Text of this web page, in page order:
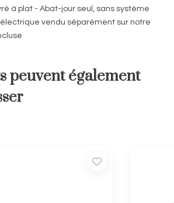
à plat - Abat-jour seul, sans système
vendu séparément sur notre
peuvent également